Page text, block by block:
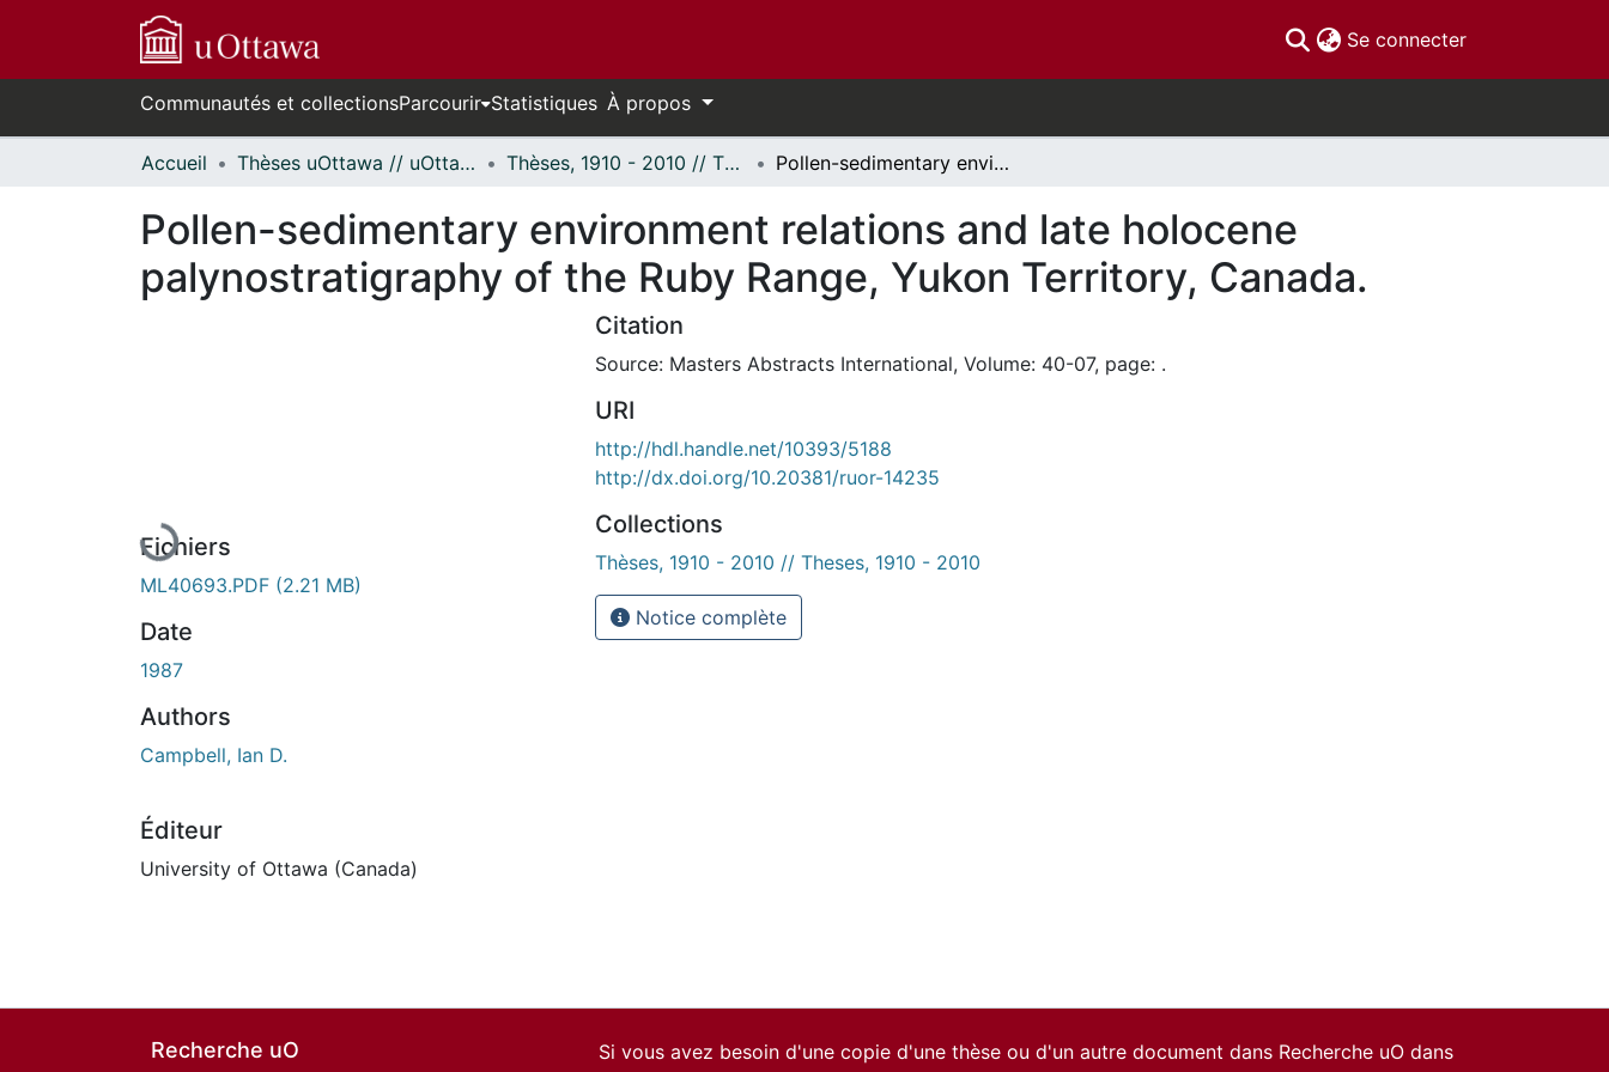
Se connecter(current)
Communautés et collectionsParcourir Statistiques À propos
Accueil Thèses uOttawa // uOttawa Theses Thèses, 1910 - 2010 // Theses, 1910 - 2010 Pollen-sedimentary environment relations and late holocene palynostratigraphy of the Ruby Range, Yukon Territory, Canada.
Pollen-sedimentary environment relations and late holocene
palynostratigraphy of the Ruby Range, Yukon Territory, Canada.
En cours de chargement...
Fichiers
ML40693.PDF (2.21 MB)
Date
1987
Authors
Campbell, Ian D.
Éditeur
University of Ottawa (Canada)
Citation
Source: Masters Abstracts International, Volume: 40-07, page: .
URI
http://hdl.handle.net/10393/5188
http://dx.doi.org/10.20381/ruor-14235
Collections
Thèses, 1910 - 2010 // Theses, 1910 - 2010
Notice complète
Recherche uO
Si vous avez besoin d'une copie d'une thèse ou d'un autre document dans Recherche uO dans